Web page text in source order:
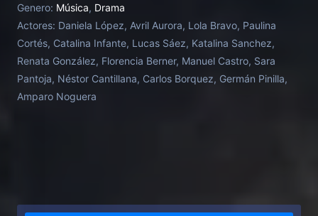
mientras canta y baila al ritmo de los cánticos, un
episodio no resuelto la atormenta: un confuso
encuentro con Max, el ayudante de su profesor de
canto. ¿Qué ocurrió aquella noche? ¿Fue una cita
más? ¿Dijo que sí? ¿O fue algo mucho peor?
Arrastrada por la euforia colectiva y por sus propios
Genero: Música, Drama
Actores: Daniela López, Avril Aurora, Lola Bravo, Paulina
Cortés, Catalina Infante, Lucas Sáez, Katalina Sanchez,
Renata González, Florencia Berner, Manuel Castro, Sara
Pantoja, Néstor Cantillana, Carlos Borquez, Germán Pinilla,
Amparo Noguera